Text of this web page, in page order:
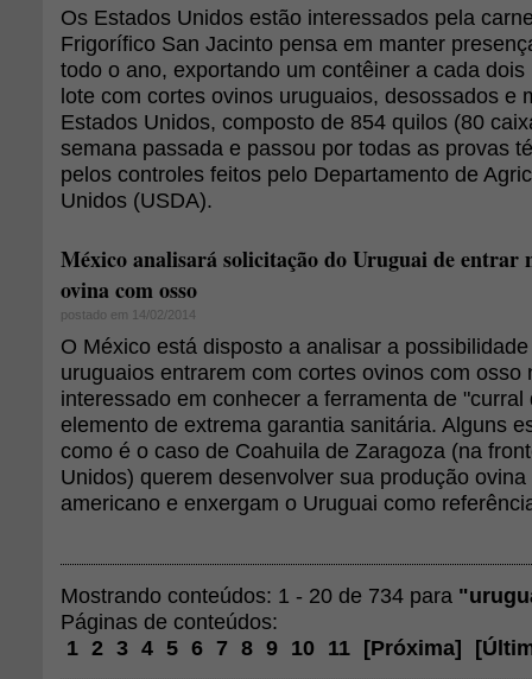
Os Estados Unidos estão interessados pela
Frigorífico San Jacinto pensa em manter
todo o ano, exportando um contêiner a cada
lote com cortes ovinos uruguaios, desossados e
Estados Unidos, composto de 854 quilos (80
semana passada e passou por todas as provas
pelos controles feitos pelo Departamento de
Unidos (USDA).
México analisará solicitação do Uruguai de entrar
ovina com osso
postado em 14/02/2014
O México está disposto a analisar a
uruguaios entrarem com cortes ovinos com osso
interessado em conhecer a ferramenta de "curral
elemento de extrema garantia sanitária. Alguns
como é o caso de Coahuila de Zaragoza (na
Unidos) querem desenvolver sua produção
americano e enxergam o Uruguai como
Mostrando conteúdos: 1 - 20 de 734 para
Páginas de conteúdos:
1 2 3 4 5 6 7 8 9 10 11 [Próxima] [